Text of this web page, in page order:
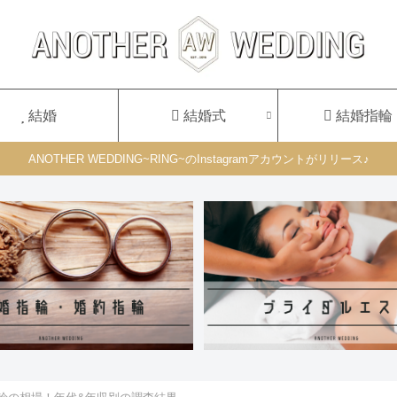
結婚 結婚式 結婚指輪
ANOTHER WEDDING~RING~のInstagramアカウントがリリース♪